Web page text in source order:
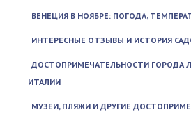
ВЕНЕЦИЯ В НОЯБРЕ: ПОГОДА,
ИНТЕРЕСНЫЕ ОТЗЫВЫ И ИСТОРИЯ
ДОСТОПРИМЕЧАТЕЛЬНОСТИ ГОРОДА
ИТАЛИИ
МУЗЕИ, ПЛЯЖИ И ДРУГИЕ